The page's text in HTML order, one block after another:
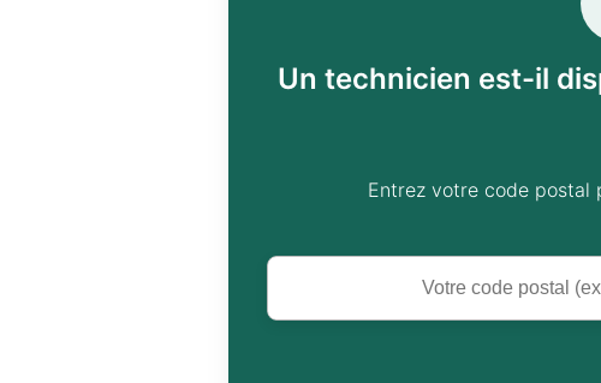
Un technicien est-il
Entrez votre code postal